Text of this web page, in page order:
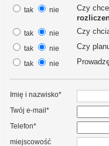
tak
nie
Czy
tak nie Czy
tak nie Czy
tak nie
Imię i nazwisko*
Twój e-mail*
Telefon*
miejscowość